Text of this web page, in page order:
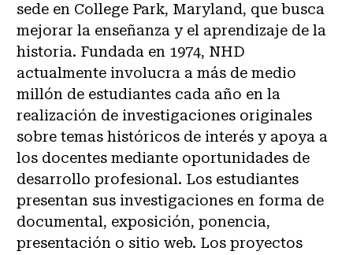
sede en College Park, Maryland, que busca
mejorar la enseñanza y el aprendizaje de la
historia. Fundada en 1974, NHD
actualmente involucra a más de medio
millón de estudiantes cada año en la
realización de investigaciones originales
sobre temas históricos de interés y apoya a
los docentes mediante oportunidades de
desarrollo profesional. Los estudiantes
presentan sus investigaciones en forma de
documental, exposición, ponencia,
presentación o sitio web. Los proyectos